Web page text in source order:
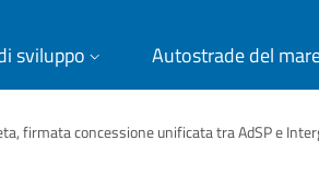
sviluppo Autostrade del
firmata concessione unificata tra AdSP e